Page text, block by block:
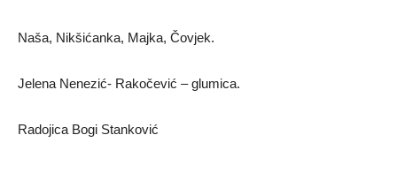
Naša, Nikšićanka, Majka, Čovjek.
Jelena Nenezić- Rakočević – glumica.
Radojica Bogi Stanković